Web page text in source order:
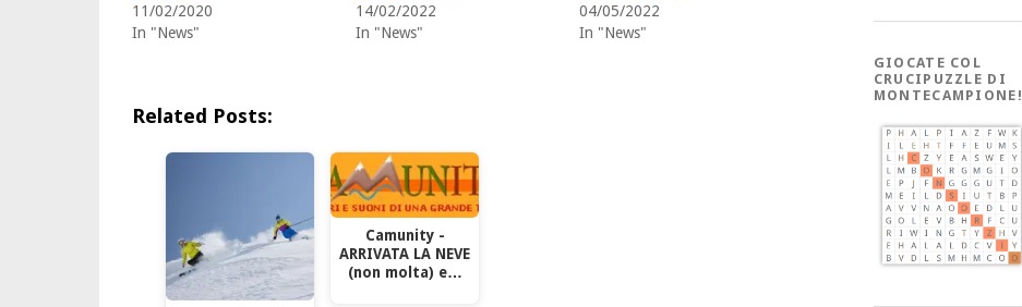
11/02/2020
In "News"
14/02/2022
In "News"
04/05/2022
In "News"
Related Posts:
Camunity -
ARRIVATA LA NEVE
(non molta) e…
GIOCATE COL
CRUCIPUZZLE DI
MONTECAMPIONE!